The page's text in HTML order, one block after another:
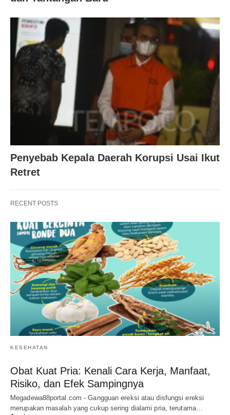
Penyebab Kepala Daerah Korupsi Usai Ikut
Retret
RECENT POSTS
KESEHATAN
Obat Kuat Pria: Kenali Cara Kerja, Manfaat,
Risiko, dan Efek Sampingnya
Megadewa88portal.com - Gangguan ereksi atau disfungsi ereksi
merupakan masalah yang cukup sering dialami pria, terutama…